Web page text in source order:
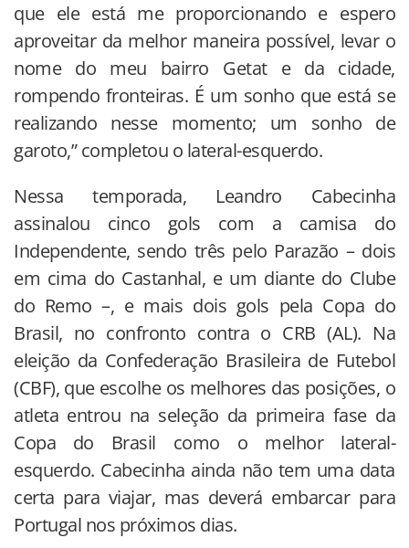
que ele está me proporcionando e espero
aproveitar da melhor maneira possível, levar o
nome do meu bairro Getat e da cidade,
rompendo fronteiras. É um sonho que está se
realizando nesse momento; um sonho de
garoto,” completou o lateral-esquerdo.
Nessa temporada, Leandro Cabecinha
assinalou cinco gols com a camisa do
Independente, sendo três pelo Parazão – dois
em cima do Castanhal, e um diante do Clube
do Remo –, e mais dois gols pela Copa do
Brasil, no confronto contra o CRB (AL). Na
eleição da Confederação Brasileira de Futebol
(CBF), que escolhe os melhores das posições, o
atleta entrou na seleção da primeira fase da
Copa do Brasil como o melhor lateral-
esquerdo. Cabecinha ainda não tem uma data
certa para viajar, mas deverá embarcar para
Portugal nos próximos dias.